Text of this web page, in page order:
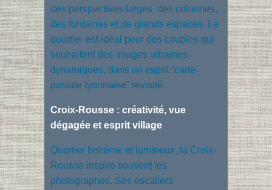
des perspectives larges, des colonnes,
des fontaines et de grands espaces. Le
quartier est idéal pour des couples qui
souhaitent des images urbaines,
dynamiques, dans un esprit “carte
postale lyonnaise” revisité.
Croix-Rousse : créativité, vue
dégagée et esprit village
Quartier bohème et lumineux, la Croix-
Rousse inspire souvent les
photographes. Ses escaliers